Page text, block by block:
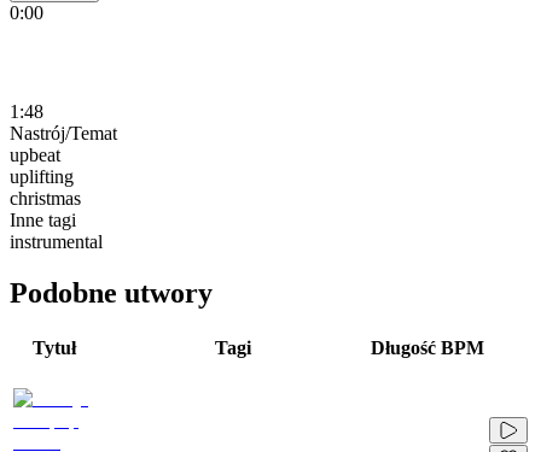
0:00
1:48
Nastrój/Temat
upbeat
uplifting
christmas
Inne tagi
instrumental
Podobne utwory
Tytuł Tagi Długość BPM